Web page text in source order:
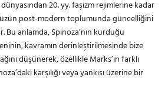
20. yy. faşizm rejimlerine kadar
post-modern toplumunda güncelliğini
Bu anlamda, Spinoza’nın kurduğu
kavramın derinleştirilmesinde bize
düşünerek, özellikle Marks’ın farklı
karşılığı veya yankısı üzerine bir